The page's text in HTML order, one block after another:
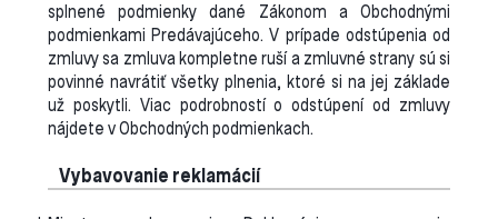
splnené podmienky dané Zákonom a Obchodnými
podmienkami Predávajúceho. V prípade odstúpenia od
zmluvy sa zmluva kompletne ruší a zmluvné strany sú si
povinné navrátiť všetky plnenia, ktoré si na jej základe
už poskytli. Viac podrobností o odstúpení od zmluvy
nájdete v Obchodných podmienkach.
Vybavovanie reklamácií